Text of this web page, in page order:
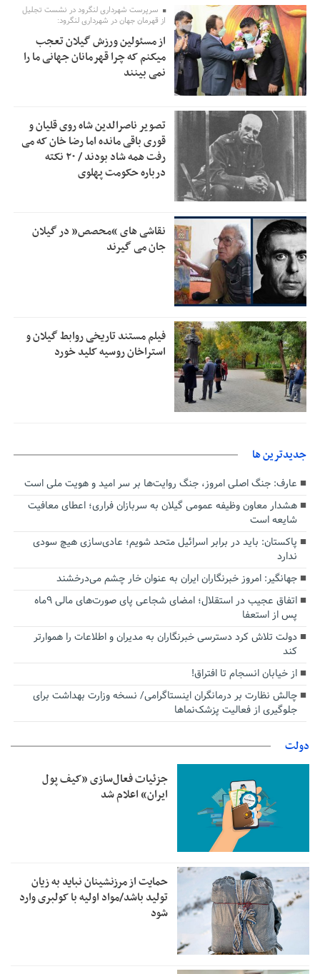
9:34 خبرنگارانی که جنگ را برای تاریخ نوشتند
9:32
پشتیبانی از زنجیره ارزش بادام زمینی در اولویت سیاست‌های
حمایتی گیلان است
12:46 بخش دوم گفت‌وگوی پزشکیان با مردم امشب پخش می‌شود
12:33 جزئیات فعال‌سازی «کیف پول ایران» اعلام شد
حمایت از مرزنشینان نباید به زیان تولید باشد/مواد اولیه با
کولبری وارد شود
11:05 شایعه «معافیت سربازان فراری» تکذیب شد
11:04 امیر اکرمی‌نیا: ارتش کاملاً آماده است
سرپرست شهرداری لنگرود در نشست تجلیل
از قهرمان جهان در شهرداری لنگرود:
از مسئولین ورزش گیلان تعجب
میکنم که چرا قهرمانان جهانی ما را
نمی بینند
تصویر ناصرالدین شاه روی قلیان و
قوری باقی مانده اما رضا خان که می
رفت همه شاد بودند / ۲۰ نکته
درباره حکومت پهلوی
نقاشی های “محصص” در گیلان
جان می گیرند
فیلم مستند تاریخی روابط گیلان و
استراخان روسیه کلید خورد
جديدترين ها
عارف: جنگ اصلی امروز، جنگ روایت‌ها بر سر امید و هویت ملی است
هشدار معاون وظیفه عمومی گیلان به سربازان فراری؛ اعطای معافیت
شایعه است
پاکستان: باید در برابر اسرائیل متحد شویم؛ عادی‌سازی هیچ سودی
ندارد
جهانگیر: امروز خبرنگاران ایران به عنوان خار چشم می‌درخشند
اتفاق عجیب در استقلال؛ امضای شجاعی پای صورت‌های مالی ٩ماه
پس از استعفا
دولت تلاش کرد دسترسی خبرنگاران به مدیران و اطلاعات را هموارتر
کند
از خیابان انسجام تا افتراق!
چالش نظارت بر درمانگران اینستاگرامی/ نسخه وزارت بهداشت برای
جلوگیری از فعالیت پزشک‌نماها
دولت
جزئیات فعال‌سازی «کیف پول
ایران» اعلام شد
حمایت از مرزنشینان نباید به زیان
تولید باشد/مواد اولیه با کولبری وارد
شود